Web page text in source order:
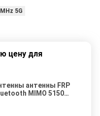
5G
цену для
антенны FRP
MIMO 5150